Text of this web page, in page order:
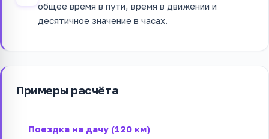
общее время в пути, время в движении и
десятичное значение в часах.
Примеры расчёта
Поездка на дачу (120 км)